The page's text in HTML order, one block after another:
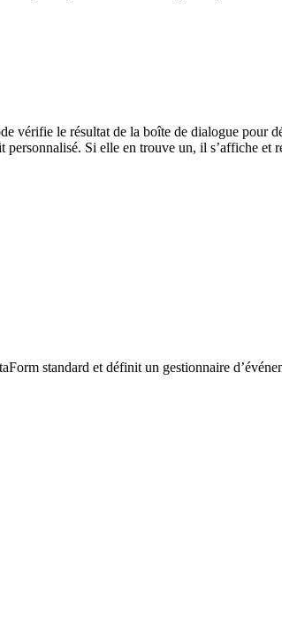
vérifie le résultat de la boîte de dialogue pour
Si elle en trouve un, il s’affiche et
standard et définit un gestionnaire